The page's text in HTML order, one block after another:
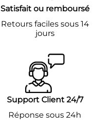
Satisfait ou remboursé
Retours faciles sous 14
jours
Support Client 24/7
Réponse sous 24h